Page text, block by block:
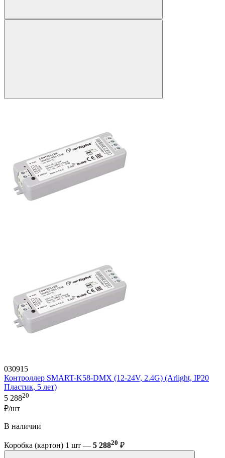
030915
Контроллер SMART-K58-DMX (12-24V, 2.4G) (Arlight, IP20
Пластик, 5 лет)
5 28820
₽/шт
В наличии
Коробка (картон) 1 шт — 5 28820 ₽